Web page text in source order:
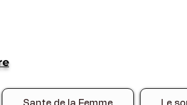
Sante de la Femme Le